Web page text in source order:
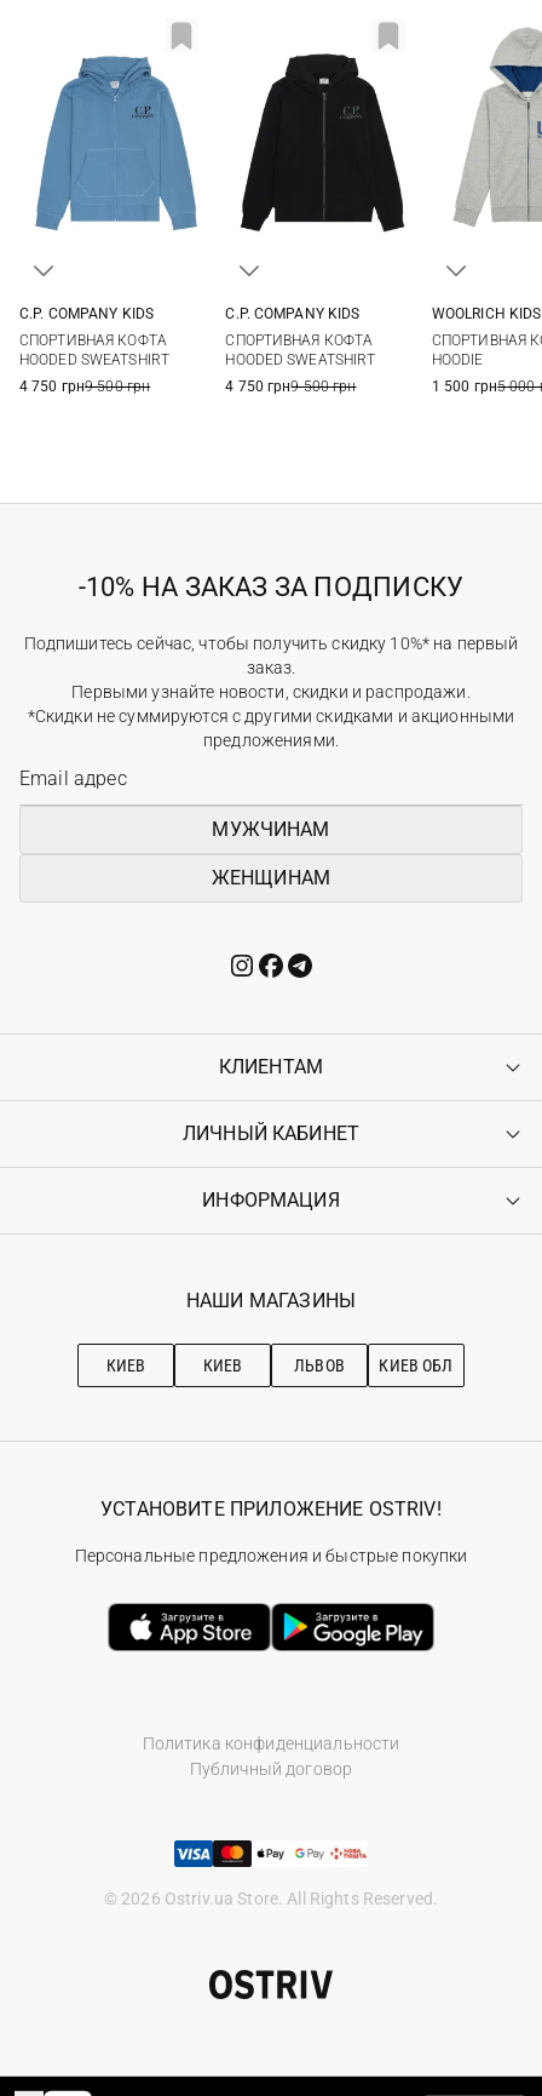
C.P. COMPANY KIDS
СПОРТИВНАЯ КОФТА
HOODED SWEATSHIRT
4 750 грн9 500 грн
C.P. COMPANY KIDS
СПОРТИВНАЯ КОФТА
HOODED SWEATSHIRT
4 750 грн9 500 грн
12
WOOLRICH KIDS
СПОРТИВНАЯ
HOODIE
1 500 грн5 000
-10% НА ЗАКАЗ ЗА ПОДПИСКУ
Подпишитесь сейчас, чтобы получить скидку 10%* на первый
заказ.
Первыми узнайте новости, скидки и распродажи.
*Скидки не суммируются с другими скидками и акционными
предложениями.
МУЖЧИНАМ
ЖЕНЩИНАМ
КЛИЕНТАМ
Контакты
Возврат
Гарантия
ЛИЧНЫЙ КАБИНЕТ
Войти
Ostriv Club+
ИНФОРМАЦИЯ
Наши магазини
Рекомендации по уходу
НАШИ МАГАЗИНЫ
КИЕВ КИЕВ ЛЬВОВ КИЕВ ОБЛ
Политика конфиденциальности
Публичный договор
© 2026 Ostriv.ua Store. All Rights Reserved.
УСТАНОВИТЕ ПРИЛОЖЕНИЕ OSTRIV!
Персональные предложения и быстрые покупки